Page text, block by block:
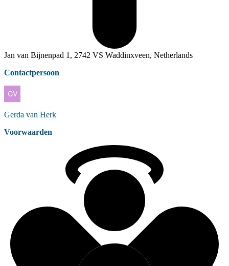
Jan van Bijnenpad 1, 2742 VS Waddinxveen, Netherlands
Contactpersoon
Gerda van Herk
Voorwaarden